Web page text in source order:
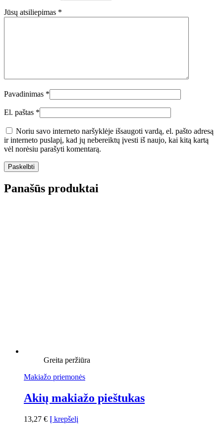
Jūsų atsiliepimas *
Pavadinimas *
El. paštas *
Noriu savo interneto naršyklėje išsaugoti vardą, el. pašto adresą
ir interneto puslapį, kad jų nebereiktų įvesti iš naujo, kai kitą kartą
vėl norėsiu parašyti komentarą.
Panašūs produktai
Greita peržiūra
Makiažo priemonės
Akių makiažo pieštukas
13,27 € Į krepšelį